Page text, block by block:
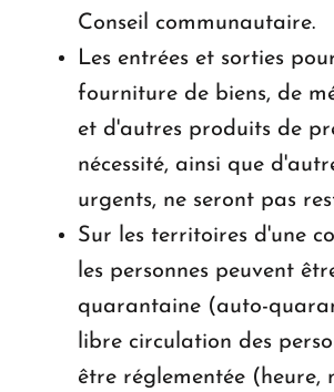
Conseil communautaire.
Les entrées et sorties
fourniture de biens, de
et d'autres produits de
nécessité, ainsi que
urgents, ne seront pas
Sur les territoires d'une
les personnes peuvent
quarantaine (auto-
libre circulation des
être réglementée (heure,